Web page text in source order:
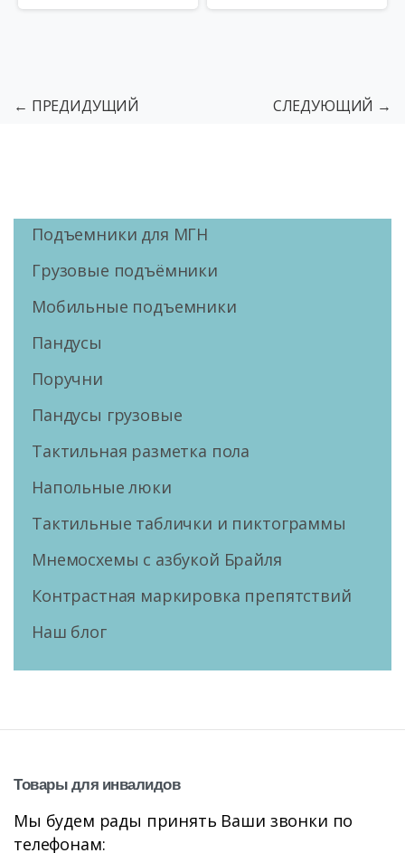
← ПРЕДИДУЩИЙ СЛЕДУЮЩИЙ →
Подъемники для МГН
Грузовые подъёмники
Мобильные подъемники
Пандусы
Поручни
Пандусы грузовые
Тактильная разметка пола
Напольные люки
Тактильные таблички и пиктограммы
Мнемосхемы с азбукой Брайля
Контрастная маркировка препятствий
Наш блог
Товарыдля инвалидов
Мы будем рады принять Ваши звонки по
телефонам: